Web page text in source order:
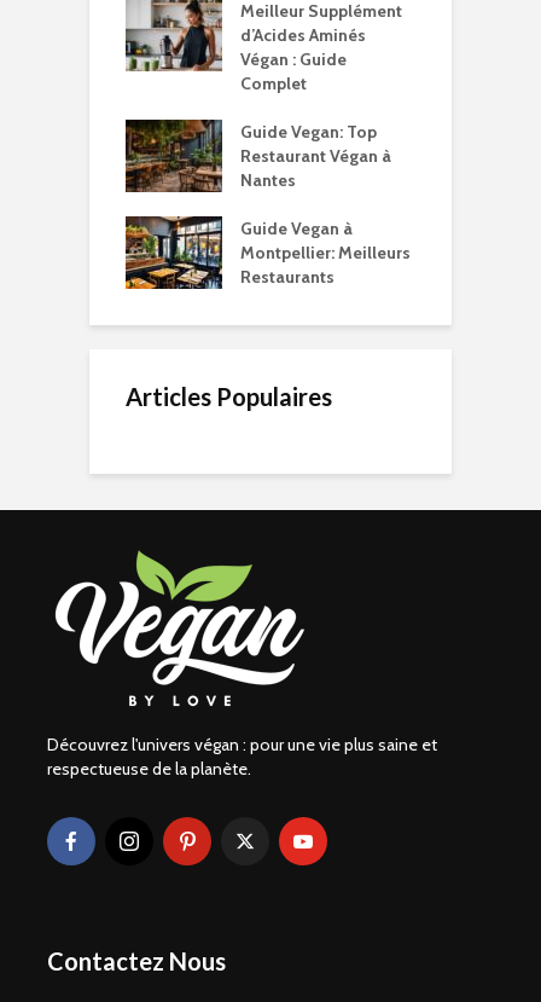
Meilleur Supplément
d’Acides Aminés
Végan : Guide
Complet
Guide Vegan: Top
Restaurant Végan à
Nantes
Guide Vegan à
Montpellier: Meilleurs
Restaurants
Articles Populaires
Découvrez l'univers végan : pour une vie plus saine et
respectueuse de la planète.
Contactez Nous